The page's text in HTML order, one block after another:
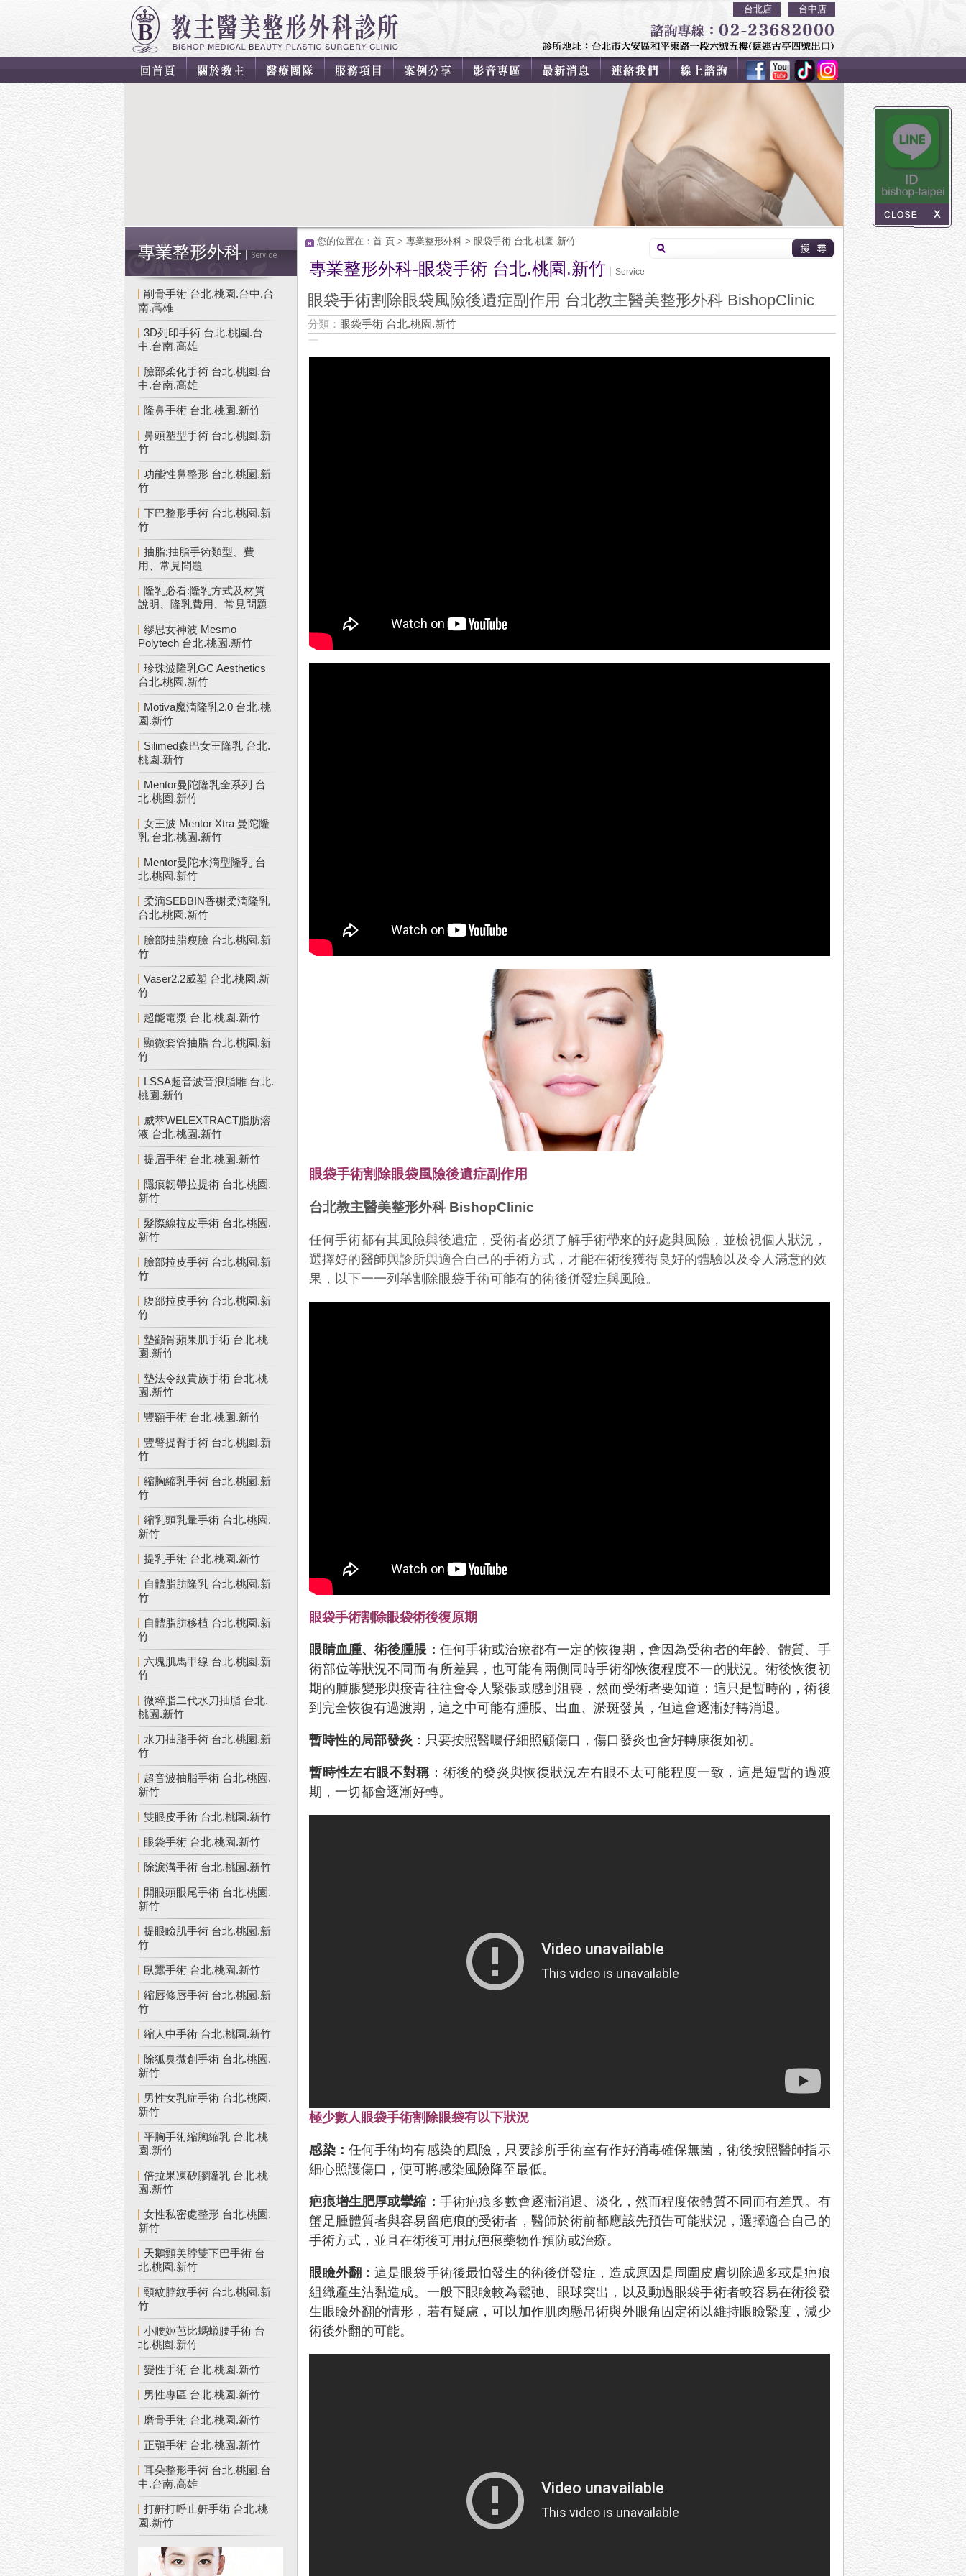
台北店 台中店
專業整形外科 Service
削骨手術 台北.桃園.台中.台
南.高雄
3D列印手術 台北.桃園.台
中.台南.高雄
臉部柔化手術 台北.桃園.台
中.台南.高雄
隆鼻手術 台北.桃園.新竹
鼻頭塑型手術 台北.桃園.新
竹
功能性鼻整形 台北.桃園.新
竹
下巴整形手術 台北.桃園.新
竹
抽脂:抽脂手術類型、費
用、常見問題
隆乳必看:隆乳方式及材質
說明、隆乳費用、常見問題
繆思女神波 Mesmo
Polytech 台北.桃園.新竹
珍珠波隆乳GC Aesthetics
台北.桃園.新竹
Motiva魔滴隆乳2.0 台北.桃
園.新竹
Silimed森巴女王隆乳 台北.
桃園.新竹
Mentor曼陀隆乳全系列 台
北.桃園.新竹
女王波 Mentor Xtra 曼陀隆
乳 台北.桃園.新竹
Mentor曼陀水滴型隆乳 台
北.桃園.新竹
柔滴SEBBIN香榭柔滴隆乳
台北.桃園.新竹
臉部抽脂瘦臉 台北.桃園.新
竹
Vaser2.2威塑 台北.桃園.新
竹
超能電漿 台北.桃園.新竹
顯微套管抽脂 台北.桃園.新
竹
LSSA超音波音浪脂雕 台北.
桃園.新竹
威萃WELEXTRACT脂肪溶
液 台北.桃園.新竹
提眉手術 台北.桃園.新竹
隱痕韌帶拉提術 台北.桃園.
新竹
髮際線拉皮手術 台北.桃園.
新竹
臉部拉皮手術 台北.桃園.新
竹
腹部拉皮手術 台北.桃園.新
竹
墊顴骨蘋果肌手術 台北.桃
園.新竹
墊法令紋貴族手術 台北.桃
園.新竹
豐額手術 台北.桃園.新竹
豐臀提臀手術 台北.桃園.新
竹
縮胸縮乳手術 台北.桃園.新
竹
縮乳頭乳暈手術 台北.桃園.
新竹
提乳手術 台北.桃園.新竹
自體脂肪隆乳 台北.桃園.新
竹
自體脂肪移植 台北.桃園.新
竹
六塊肌馬甲線 台北.桃園.新
竹
微粹脂二代水刀抽脂 台北.
桃園.新竹
水刀抽脂手術 台北.桃園.新
竹
超音波抽脂手術 台北.桃園.
新竹
雙眼皮手術 台北.桃園.新竹
眼袋手術 台北.桃園.新竹
除淚溝手術 台北.桃園.新竹
開眼頭眼尾手術 台北.桃園.
新竹
提眼瞼肌手術 台北.桃園.新
竹
臥蠶手術 台北.桃園.新竹
縮唇修唇手術 台北.桃園.新
竹
縮人中手術 台北.桃園.新竹
除狐臭微創手術 台北.桃園.
新竹
男性女乳症手術 台北.桃園.
新竹
平胸手術縮胸縮乳 台北.桃
園.新竹
倍拉果凍矽膠隆乳 台北.桃
園.新竹
女性私密處整形 台北.桃園.
新竹
天鵝頸美脖雙下巴手術 台
北.桃園.新竹
頸紋脖紋手術 台北.桃園.新
竹
小腰姬芭比螞蟻腰手術 台
北.桃園.新竹
變性手術 台北.桃園.新竹
男性專區 台北.桃園.新竹
磨骨手術 台北.桃園.新竹
正顎手術 台北.桃園.新竹
耳朵整形手術 台北.桃園.台
中.台南.高雄
打鼾打呼止鼾手術 台北.桃
園.新竹
您的位置在： 首 頁 > 專業整形外科 > 眼袋手術 台北.桃園.新竹
專業整形外科-眼袋手術 台北.桃園.新竹 Service
眼袋手術割除眼袋風險後遺症副作用 台北教主醫美整形外科 BishopClinic
分類： 眼袋手術 台北.桃園.新竹
眼袋手術割除眼袋風險後遺症副作用
台北教主醫美整形外科 BishopClinic
任何手術都有其風險與後遺症，受術者必須了解手術帶來的好處與風險，並檢視個人狀況，
選擇好的醫師與診所與適合自己的手術方式，才能在術後獲得良好的體驗以及令人滿意的效
果，以下一一列舉割除眼袋手術可能有的術後併發症與風險。
眼袋手術割除眼袋術後復原期
眼睛血腫、術後腫脹： 任何手術或治療都有一定的恢復期，會因為受術者的年齡、體質、手
術部位等狀況不同而有所差異，也可能有兩側同時手術卻恢復程度不一的狀況。術後恢復初
期的腫脹變形與瘀青往往會令人緊張或感到沮喪，然而受術者要知道：這只是暫時的，術後
到完全恢復有過渡期，這之中可能有腫脹、出血、淤斑發黃，但這會逐漸好轉消退。
暫時性的局部發炎 ：只要按照醫囑仔細照顧傷口，傷口發炎也會好轉康復如初。
暫時性左右眼不對稱：術後的發炎與恢復狀況左右眼不太可能程度一致，這是短暫的過渡
期，一切都會逐漸好轉。
極少數人眼袋手術割除眼袋有以下狀況
感染： 任何手術均有感染的風險，只要診所手術室有作好消毒確保無菌，術後按照醫師指示
細心照護傷口，便可將感染風險降至最低。
疤痕增生肥厚或攣縮 ： 手術疤痕多數會逐漸消退、淡化，然而程度依體質不同而有差異。有
蟹足腫體質者與容易留疤痕的受術者，醫師於術前都應該先預告可能狀況，選擇適合自己的
手術方式，並且在術後可用抗疤痕藥物作預防或治療。
眼瞼外翻：這是眼袋手術後最怕發生的術後併發症，造成原因是周圍皮膚切除過多或是疤痕
組織產生沾黏造成。一般下眼瞼較為鬆弛、眼球突出，以及動過眼袋手術者較容易在術後發
生眼瞼外翻的情形，若有疑慮，可以加作肌肉懸吊術與外眼角固定術以維持眼瞼緊度，減少
術後外翻的可能。